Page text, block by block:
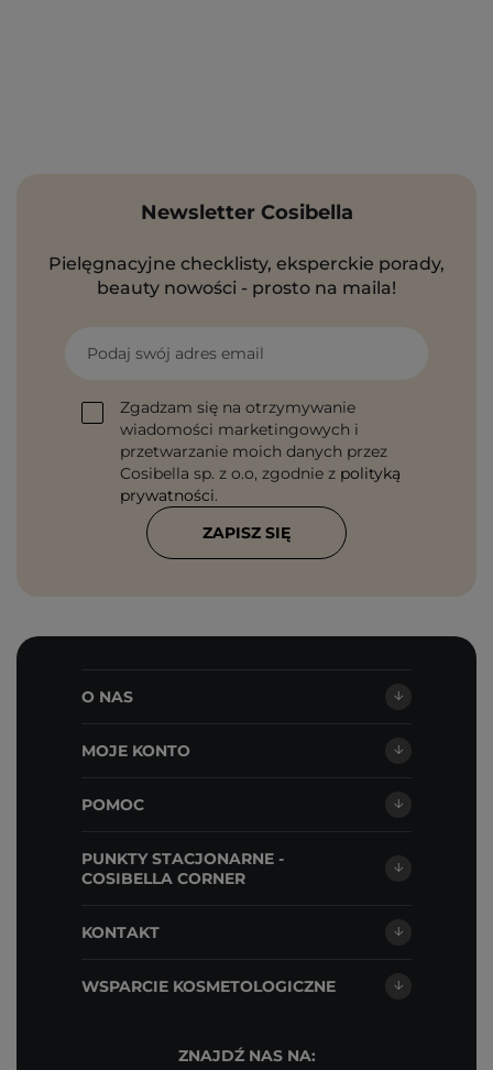
Newsletter Cosibella
Pielęgnacyjne checklisty, eksperckie porady,
beauty nowości - prosto na maila!
Podaj swój adres email
Zgadzam się na otrzymywanie
wiadomości marketingowych i
przetwarzanie moich danych przez
Cosibella sp. z o.o, zgodnie z polityką
prywatności.
ZAPISZ SIĘ
O NAS
MOJE KONTO
POMOC
PUNKTY STACJONARNE -
COSIBELLA CORNER
KONTAKT
WSPARCIE KOSMETOLOGICZNE
ZNAJDŹ NAS NA: